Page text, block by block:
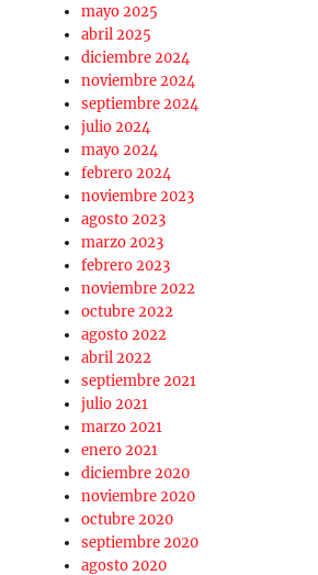
mayo 2025
abril 2025
diciembre 2024
noviembre 2024
septiembre 2024
julio 2024
mayo 2024
febrero 2024
noviembre 2023
agosto 2023
marzo 2023
febrero 2023
noviembre 2022
octubre 2022
agosto 2022
abril 2022
septiembre 2021
julio 2021
marzo 2021
enero 2021
diciembre 2020
noviembre 2020
octubre 2020
septiembre 2020
agosto 2020